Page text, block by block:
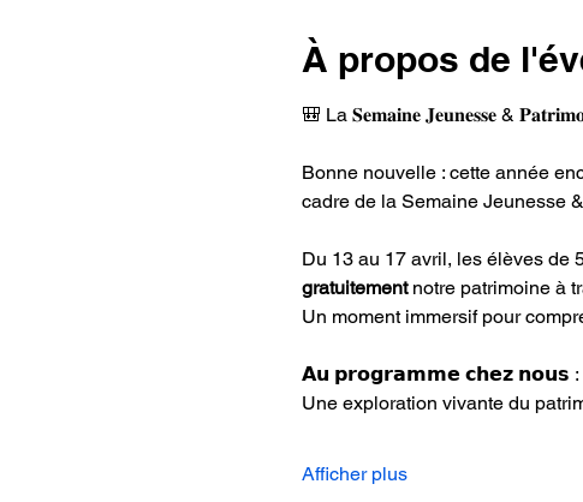
À propos de
🎒 La 𝐒𝐞𝐦𝐚𝐢𝐧𝐞 𝐉𝐞𝐮𝐧𝐞𝐬𝐬𝐞 &
Bonne nouvelle : cette année
cadre de la Semaine Jeunesse
Du 13 au 17 avril, les élèves de
gratuitement notre patrimoine à
Un moment immersif pour
𝗔𝘂 𝗽𝗿𝗼𝗴𝗿𝗮𝗺𝗺𝗲 𝗰𝗵𝗲𝘇 𝗻𝗼𝘂𝘀 :
Une exploration vivante du
Afficher plus